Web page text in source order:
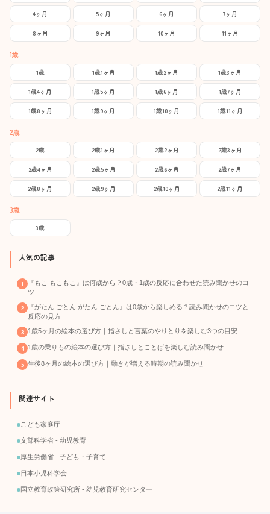
4ヶ月 5ヶ月 6ヶ月 7ヶ月
8ヶ月 9ヶ月 10ヶ月 11ヶ月
1歳
1歳 1歳1ヶ月 1歳2ヶ月 1歳3ヶ月
1歳4ヶ月 1歳5ヶ月 1歳6ヶ月 1歳7ヶ月
1歳8ヶ月 1歳9ヶ月 1歳10ヶ月 1歳11ヶ月
2歳
2歳 2歳1ヶ月 2歳2ヶ月 2歳3ヶ月
2歳4ヶ月 2歳5ヶ月 2歳6ヶ月 2歳7ヶ月
2歳8ヶ月 2歳9ヶ月 2歳10ヶ月 2歳11ヶ月
3歳
3歳
人気の記事
『もこ もこもこ』は何歳から？0歳・1歳の反応に合わせた読み聞かせのコ
ツ
『がたん ごとん がたん ごとん』は0歳から楽しめる？読み聞かせのコツと
反応の見方
1歳5ヶ月の絵本の選び方｜指さしと言葉のやりとりを楽しむ3つの目安
1歳の乗りもの絵本の選び方｜指さしとことばを楽しむ読み聞かせ
生後8ヶ月の絵本の選び方｜動きが増える時期の読み聞かせ
関連サイト
こども家庭庁
文部科学省 - 幼児教育
厚生労働省 - 子ども・子育て
日本小児科学会
国立教育政策研究所 - 幼児教育研究センター